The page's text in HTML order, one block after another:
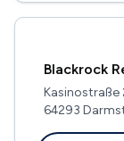
Blackrock
Kasinostraße
64293